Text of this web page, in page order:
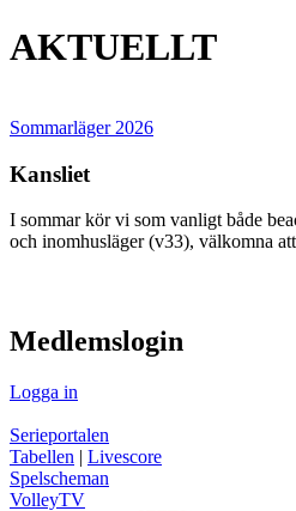
AKTUELLT
Sommarläger 2026
Kansliet
I sommar kör vi som vanligt både
och inomhusläger (v33), välkomna
Medlemslogin
Logga in
Serieportalen
Tabellen | Livescore
Spelscheman
VolleyTV